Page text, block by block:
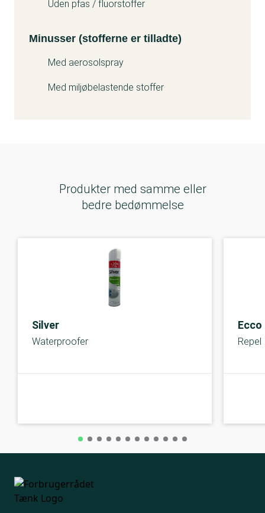
Uden pfas / fluorstoffer
Minusser (stofferne er tilladte)
Med aerosolspray
Med miljøbelastende stoffer
Produkter med samme eller
bedre bedømmelse
Silver
Waterproofer
Ecco
Repel